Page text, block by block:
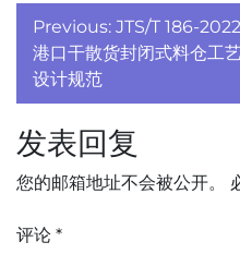
文
章
导
航
Previous: JTS/T 186-2022
港口干散货封闭式料仓工
设计规范
发表回复
您的邮箱地址不会被公开。
评论 *